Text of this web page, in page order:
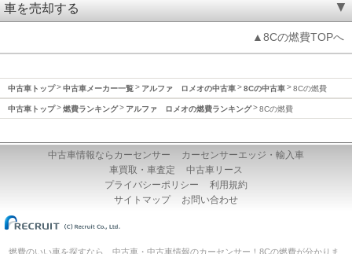
車を売却する
▲8Cの燃費TOPへ
中古車トップ 中古車メーカー一覧 アルファ ロメオの中古車 8Cの中古車 8Cの燃費
中古車トップ 燃費ランキング アルファ ロメオの燃費ランキング 8Cの燃費
中古車情報ならカーセンサー
カーセンサーエッジ・輸入車
車買取・車査定
中古車リース
プライバシーポリシー
利用規約
サイトマップ
お問い合わせ
燃費のいい車を探すなら、中古車・中古車情報のカーセンサー！8Cの燃費が分かりま